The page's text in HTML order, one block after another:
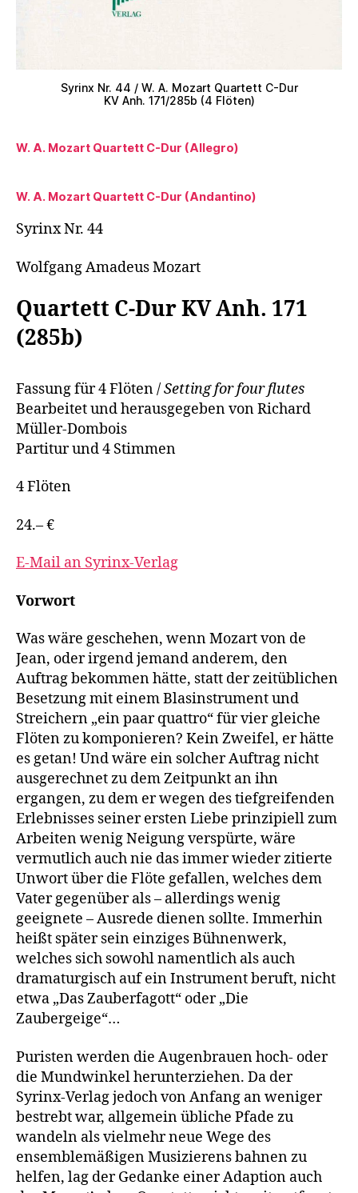
Syrinx Nr. 44 / W. A. Mozart Quartett C-Dur
KV Anh. 171/285b (4 Flöten)
W. A. Mozart Quartett C-Dur (Allegro)
W. A. Mozart Quartett C-Dur (Andantino)
Syrinx Nr. 44
Wolfgang Amadeus Mozart
Quartett C-Dur KV Anh. 171
(285b)
Fassung für 4 Flöten /Setting for four flutes
Bearbeitet und herausgegeben von Richard
Müller-Dombois
Partitur und 4 Stimmen
4 Flöten
24.– €
E-Mail an Syrinx-Verlag
Vorwort
Was wäre geschehen, wenn Mozart von de
Jean, oder irgend jemand anderem, den
Auftrag bekommen hätte, statt der zeitüblichen
Besetzung mit einem Blasinstrument und
Streichern „ein paar quattro“ für vier gleiche
Flöten zu komponieren? Kein Zweifel, er hätte
es getan! Und wäre ein solcher Auftrag nicht
ausgerechnet zu dem Zeitpunkt an ihn
ergangen, zu dem er wegen des tiefgreifenden
Erlebnisses seiner ersten Liebe prinzipiell zum
Arbeiten wenig Neigung verspürte, wäre
vermutlich auch nie das immer wieder zitierte
Unwort über die Flöte gefallen, welches dem
Vater gegenüber als – allerdings wenig
geeignete – Ausrede dienen sollte. Immerhin
heißt später sein einziges Bühnenwerk,
welches sich sowohl namentlich als auch
dramaturgisch auf ein Instrument beruft, nicht
etwa „Das Zauberfagott“ oder „Die
Zaubergeige“…
Puristen werden die Augenbrauen hoch- oder
die Mundwinkel herunterziehen. Da der
Syrinx-Verlag jedoch von Anfang an weniger
bestrebt war, allgemein übliche Pfade zu
wandeln als vielmehr neue Wege des
ensemblemäßigen Musizierens bahnen zu
helfen, lag der Gedanke einer Adaption auch